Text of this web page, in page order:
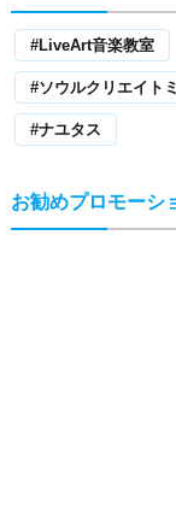
タグ
LiveArt音楽教室
ナユタス